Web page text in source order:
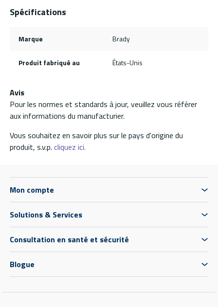
Spécifications
Marque Brady
Produit fabriqué au États-Unis
Avis
Pour les normes et standards à jour, veuillez vous référer
aux informations du manufacturier.
Vous souhaitez en savoir plus sur le pays d'origine du
produit, s.v.p. cliquez ici.
Mon compte
Solutions & Services
Consultation en santé et sécurité
Blogue